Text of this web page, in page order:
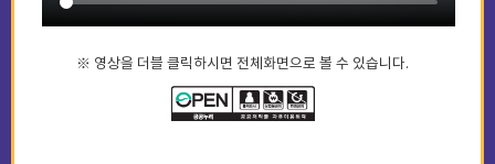
※ 영상을 더블 클릭하시면 전체화면으로 볼 수 있습니다.